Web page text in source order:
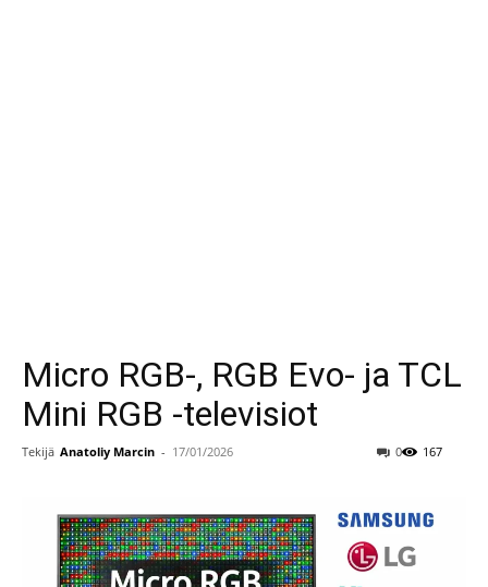
Micro RGB-, RGB Evo- ja TCL
Mini RGB -televisiot
Tekijä Anatoliy Marcin - 17/01/2026 167
0